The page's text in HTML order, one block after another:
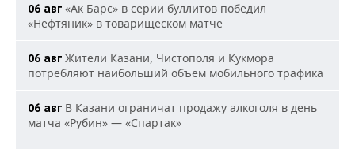
06 авг «Ак Барс» в серии буллитов победил
«Нефтяник» в товарищеском матче
06 авг Жители Казани, Чистополя и Кукмора
потребляют наибольший объем мобильного трафика
06 авг В Казани ограничат продажу алкоголя в день
матча «Рубин» — «Спартак»